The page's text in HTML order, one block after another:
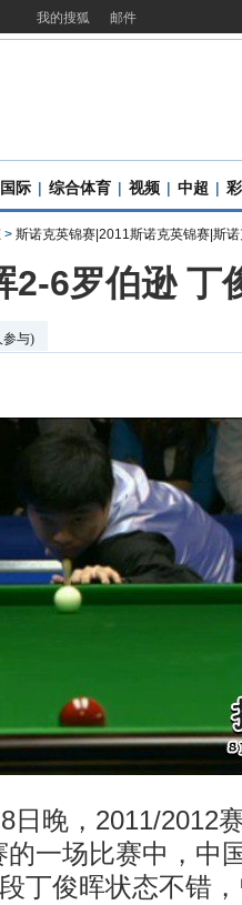
我的搜狐 邮件
国际 | 综合体育 | 视频 | 中超 |
> 斯诺克英锦赛|2011斯诺克英锦赛|斯
2-6罗伯逊 丁
参与)
晚，2011/2012
一场比赛中，中
丁俊晖状态不错